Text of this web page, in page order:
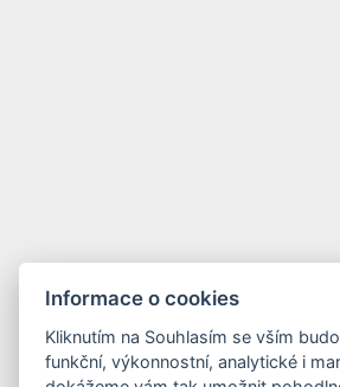
Informace o cookies
Kliknutím na Souhlasím se vším
funkční, výkonnostní, analytické i